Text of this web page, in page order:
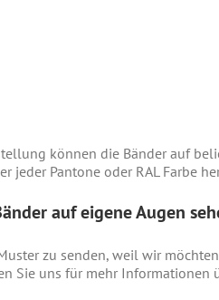
können die Bänder auf
jeder Pantone oder RAL Farbe
auf eigene Augen
zu senden, weil wir
Sie uns für mehr Informationen